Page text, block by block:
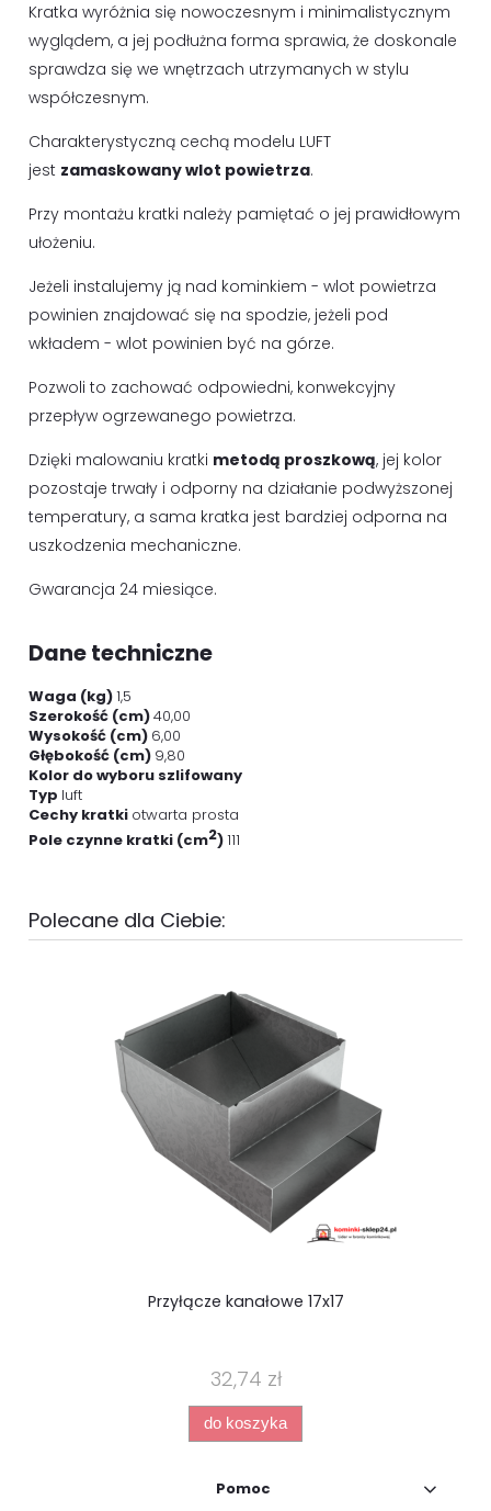
Kratka wyróżnia się nowoczesnym i minimalistycznym
wyglądem, a jej podłużna forma sprawia, że doskonale
sprawdza się we wnętrzach utrzymanych w stylu
współczesnym.
Charakterystyczną cechą modelu LUFT
jest zamaskowany wlot powietrza.
Przy montażu kratki należy pamiętać o jej prawidłowym
ułożeniu.
Jeżeli instalujemy ją nad kominkiem - wlot powietrza
powinien znajdować się na spodzie, jeżeli pod
wkładem - wlot powinien być na górze.
Pozwoli to zachować odpowiedni, konwekcyjny
przepływ ogrzewanego powietrza.
Dzięki malowaniu kratki metodą proszkową, jej kolor
pozostaje trwały i odporny na działanie podwyższonej
temperatury, a sama kratka jest bardziej odporna na
uszkodzenia mechaniczne.
Gwarancja 24 miesiące.
Dane techniczne
Waga (kg)1,5
Szerokość (cm)40,00
Wysokość (cm) 6,00
Głębokość (cm) 9,80
Kolor do wyboru szlifowany
Typ luft
Cechy kratki otwarta prosta
Pole czynne kratki (cm2)111
Polecane dla Ciebie:
Przyłącze kanałowe 17x17
32,74 zł
do koszyka
Pomoc